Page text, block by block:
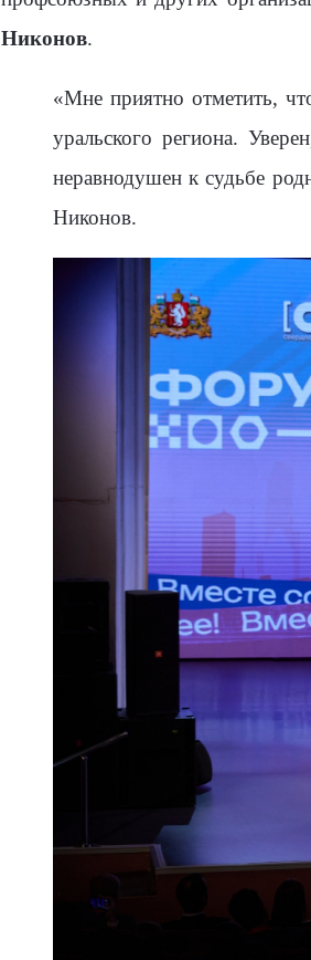
Никонов.
«Мне приятно отметить,
уральского региона.
неравнодушен к судьбе
Никонов.